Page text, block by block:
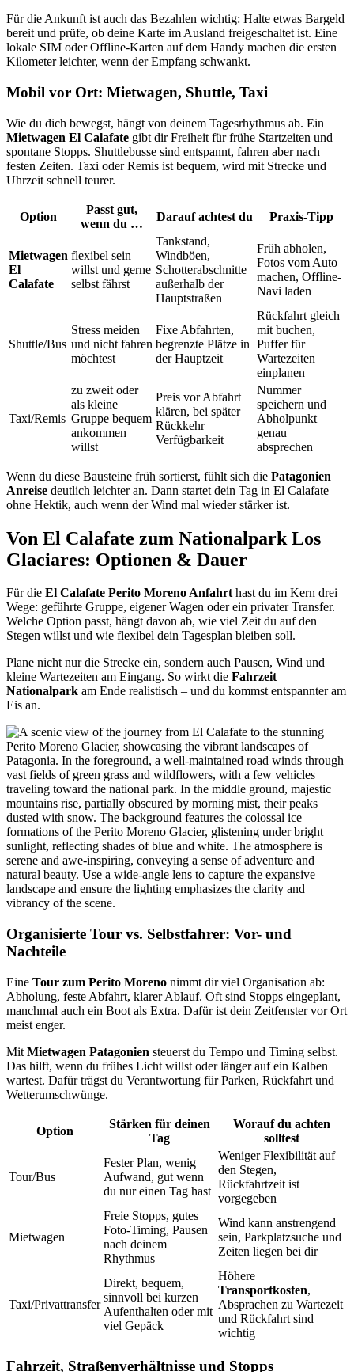
Für die Ankunft ist auch das Bezahlen wichtig: Halte etwas Bargeld
bereit und prüfe, ob deine Karte im Ausland freigeschaltet ist. Eine
lokale SIM oder Offline-Karten auf dem Handy machen die ersten
Kilometer leichter, wenn der Empfang schwankt.
Mobil vor Ort: Mietwagen, Shuttle, Taxi
Wie du dich bewegst, hängt von deinem Tagesrhythmus ab. Ein
Mietwagen El Calafate gibt dir Freiheit für frühe Startzeiten und
spontane Stopps. Shuttlebusse sind entspannt, fahren aber nach
festen Zeiten. Taxi oder Remis ist bequem, wird mit Strecke und
Uhrzeit schnell teurer.
Option
Passt gut,
wenn du …
Darauf achtest du Praxis-Tipp
Mietwagen
El
Calafate
flexibel sein
willst und gerne
selbst fährst
Tankstand,
Windböen,
Schotterabschnitte
außerhalb der
Hauptstraßen
Früh abholen,
Fotos vom Auto
machen, Offline-
Navi laden
Shuttle/Bus
Stress meiden
und nicht fahren
möchtest
Fixe Abfahrten,
begrenzte Plätze in
der Hauptzeit
Rückfahrt gleich
mit buchen,
Puffer für
Wartezeiten
einplanen
Taxi/Remis
zu zweit oder
als kleine
Gruppe bequem
ankommen
willst
Preis vor Abfahrt
klären, bei später
Rückkehr
Verfügbarkeit
Nummer
speichern und
Abholpunkt
genau
absprechen
Wenn du diese Bausteine früh sortierst, fühlt sich die Patagonien
Anreise deutlich leichter an. Dann startet dein Tag in El Calafate
ohne Hektik, auch wenn der Wind mal wieder stärker ist.
Von El Calafate zum Nationalpark Los
Glaciares: Optionen & Dauer
Für die El Calafate Perito Moreno Anfahrthast du im Kern drei
Wege: geführte Gruppe, eigener Wagen oder ein privater Transfer.
Welche Option passt, hängt davon ab, wie viel Zeit du auf den
Stegen willst und wie flexibel dein Tagesplan bleiben soll.
Plane nicht nur die Strecke ein, sondern auch Pausen, Wind und
kleine Wartezeiten am Eingang. So wirkt die Fahrzeit
Nationalpark am Ende realistisch – und du kommst entspannter am
Eis an.
Organisierte Tour vs. Selbstfahrer: Vor- und
Nachteile
Eine Tour zum Perito Moreno nimmt dir viel Organisation ab:
Abholung, feste Abfahrt, klarer Ablauf. Oft sind Stopps eingeplant,
manchmal auch ein Boot als Extra. Dafür ist dein Zeitfenster vor Ort
meist enger.
Mit Mietwagen Patagonien steuerst du Tempo und Timing selbst.
Das hilft, wenn du frühes Licht willst oder länger auf ein Kalben
wartest. Dafür trägst du Verantwortung für Parken, Rückfahrt und
Wetterumschwünge.
Option
Stärken für deinen
Tag
Worauf du achten
solltest
Tour/Bus
Fester Plan, wenig
Aufwand, gut wenn
du nur einen Tag hast
Weniger Flexibilität auf
den Stegen,
Rückfahrtzeit ist
vorgegeben
Mietwagen
Freie Stopps, gutes
Foto-Timing, Pausen
nach deinem
Rhythmus
Wind kann anstrengend
sein, Parkplatzsuche und
Zeiten liegen bei dir
Taxi/Privattransfer
Direkt, bequem,
sinnvoll bei kurzen
Aufenthalten oder mit
viel Gepäck
Höhere
Transportkosten,
Absprachen zu Wartezeit
und Rückfahrt sind
wichtig
Fahrzeit, Straßenverhältnisse und Stopps